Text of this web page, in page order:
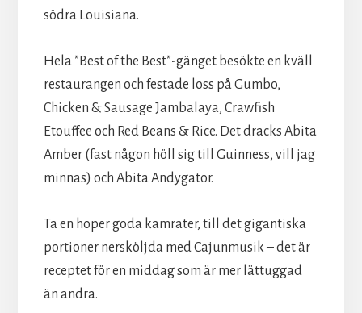
södra Louisiana.
Hela ”Best of the Best”-gänget besökte en kväll
restaurangen och festade loss på Gumbo,
Chicken & Sausage Jambalaya, Crawfish
Etouffee och Red Beans & Rice. Det dracks Abita
Amber (fast någon höll sig till Guinness, vill jag
minnas) och Abita Andygator.
Ta en hoper goda kamrater, till det gigantiska
portioner nersköljda med Cajunmusik – det är
receptet för en middag som är mer lättuggad
än andra.